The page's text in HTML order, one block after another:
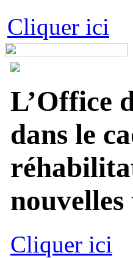
Cliquer ici
L’Office
dans le
Cliquer ici